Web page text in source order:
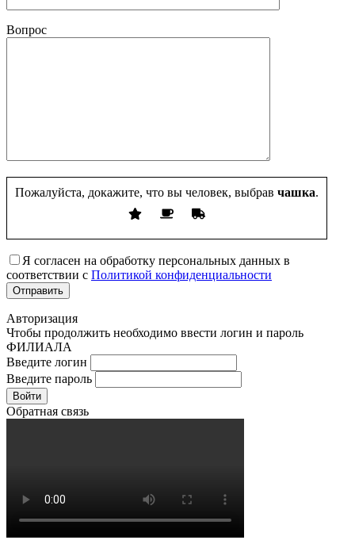
Вопрос
Пожалуйста, докажите, что вы человек, выбрав чашка.
Я согласен на обработку персональных данных в
соответствии с Политикой конфиденциальности
Авторизация
Чтобы продолжить необходимо ввести логин и пароль
ФИЛИАЛА
Введите логин
Введите пароль
Войти
Обратная связь